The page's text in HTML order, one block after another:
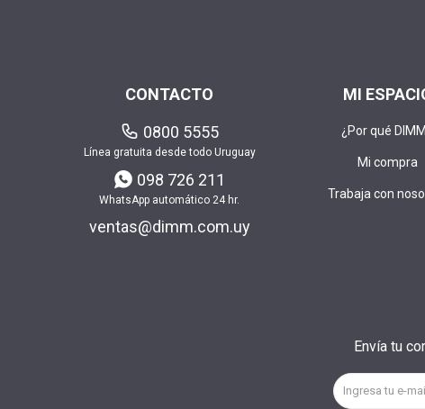
MI
¿Por qué
Mi compra
Trabaja con
CONTACTO
0800 5555
Línea gratuita desde todo Uruguay
098 726 211
WhatsApp automático 24 hr.
ventas@dimm.com.uy
Envía tu